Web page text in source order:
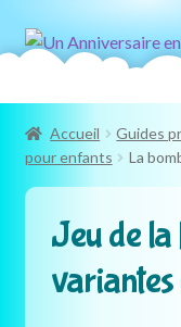
Aller
navigation
Aller
Accueil Guides
pour enfants
La
Jeu de la
variantes